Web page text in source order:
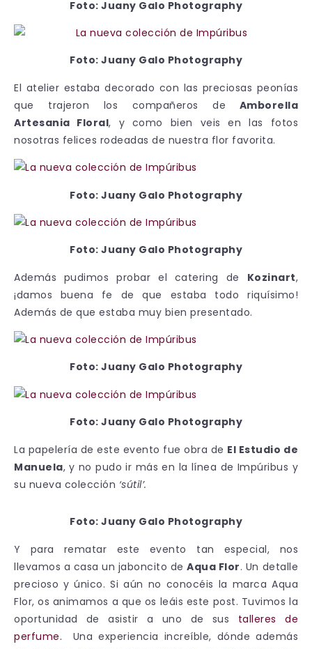
Foto: Juany Galo Photography
Foto: Juany Galo Photography
El atelier estaba decorado con las preciosas peonías
que trajeron los compañeros de Amborella
Artesania Floral, y como bien veis en las fotos
nosotras felices rodeadas de nuestra flor favorita.
Foto: Juany Galo Photography
Foto: Juany Galo Photography
Además pudimos probar el catering de Kozinart,
¡damos buena fe de que estaba todo riquísimo!
Además de que estaba muy bien presentado.
Foto: Juany Galo Photography
Foto: Juany Galo Photography
La papelería de este evento fue obra de El Estudio de
Manuela, y no pudo ir más en la línea de Impúribus y
su nueva colección ‘sútil’.
Foto: Juany Galo Photography
Y para rematar este evento tan especial, nos
llevamos a casa un jaboncito deAqua Flor. Un detalle
precioso y único. Si aún no conocéis la marca Aqua
Flor, os animamos a que os leáis este post. Tuvimos la
oportunidad de asistir a uno de sus talleres de
perfume.
Una experiencia increíble, dónde además